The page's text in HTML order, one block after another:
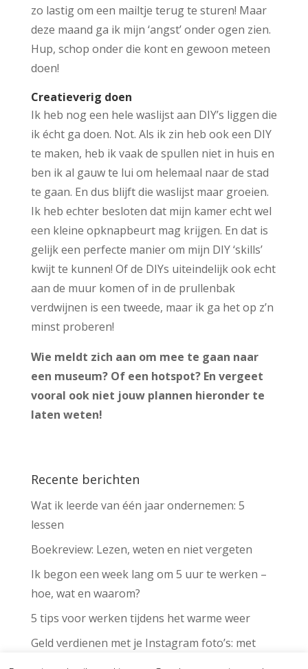
zo lastig om een mailtje terug te sturen! Maar
deze maand ga ik mijn ‘angst’ onder ogen zien.
Hup, schop onder die kont en gewoon meteen
doen!
Creatieverig doen
Ik heb nog een hele waslijst aan DIY’s liggen die
ik écht ga doen. Not. Als ik zin heb ook een DIY
te maken, heb ik vaak de spullen niet in huis en
ben ik al gauw te lui om helemaal naar de stad
te gaan. En dus blijft die waslijst maar groeien.
Ik heb echter besloten dat mijn kamer echt wel
een kleine opknapbeurt mag krijgen. En dat is
gelijk een perfecte manier om mijn DIY ‘skills’
kwijt te kunnen! Of de DIYs uiteindelijk ook echt
aan de muur komen of in de prullenbak
verdwijnen is een tweede, maar ik ga het op z’n
minst proberen!
Wie meldt zich aan om mee te gaan naar
een museum? Of een hotspot? En vergeet
vooral ook niet jouw plannen hieronder te
laten weten!
Recente berichten
Wat ik leerde van één jaar ondernemen: 5
lessen
Boekreview: Lezen, weten en niet vergeten
Ik begon een week lang om 5 uur te werken –
hoe, wat en waarom?
5 tips voor werken tijdens het warme weer
Geld verdienen met je Instagram foto’s: met